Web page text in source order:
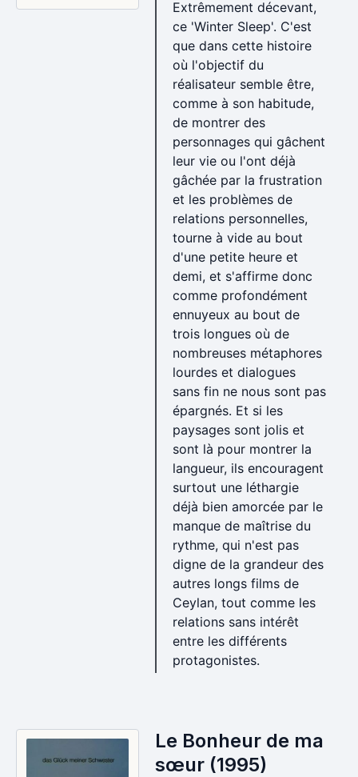
Extrêmement décevant,
ce 'Winter Sleep'. C'est
que dans cette histoire
où l'objectif du
réalisateur semble être,
comme à son habitude,
de montrer des
personnages qui gâchent
leur vie ou l'ont déjà
gâchée par la frustration
et les problèmes de
relations personnelles,
tourne à vide au bout
d'une petite heure et
demi, et s'affirme donc
comme profondément
ennuyeux au bout de
trois longues où de
nombreuses métaphores
lourdes et dialogues
sans fin ne nous sont pas
épargnés. Et si les
paysages sont jolis et
sont là pour montrer la
langueur, ils encouragent
surtout une léthargie
déjà bien amorcée par le
manque de maîtrise du
rythme, qui n'est pas
digne de la grandeur des
autres longs films de
Ceylan, tout comme les
relations sans intérêt
entre les différents
protagonistes.
Le Bonheur de ma
sœur (1995)